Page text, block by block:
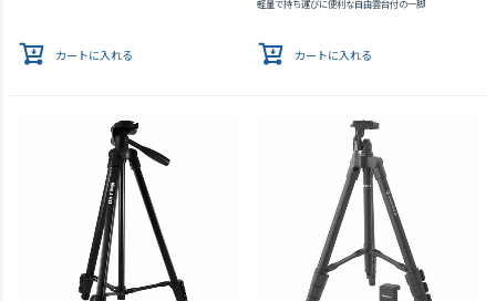
カートに入れる
軽量で持ち運びに便利な自由雲台付の一脚
カートに入れる